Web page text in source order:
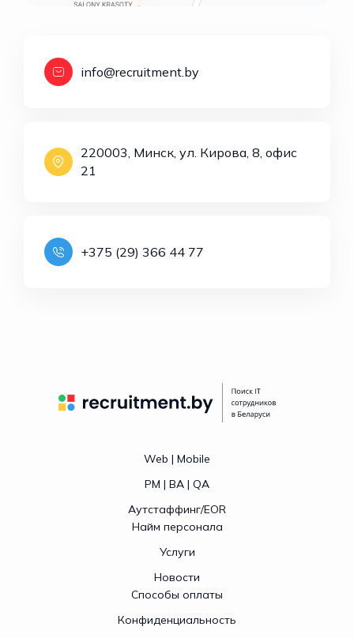
info@recruitment.by
220003, Минск, ул. Кирова, 8, офис
21
+375 (29) 366 44 77
Web | Mobile
PM | BA | QA
Аутстаффинг/EOR
Найм персонала
Услуги
Новости
Способы оплаты
Конфиденциальность